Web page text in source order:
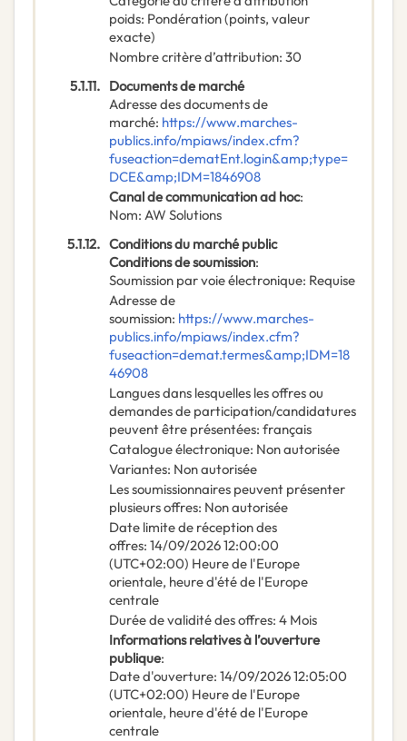
poids: Pondération (points, valeur
exacte)
Nombre critère d’attribution: 30
5.1.11. Documents de marché
Adresse des documents de
marché: https://www.marches-
publics.info/mpiaws/index.cfm?
fuseaction=dematEnt.login&amp;type=
DCE&amp;IDM=1846908
Canal de communication ad hoc:
Nom: AW Solutions
5.1.12. Conditions du marché public
Conditions de soumission:
Soumission par voie électronique: Requise
Adresse de
soumission: https://www.marches-
publics.info/mpiaws/index.cfm?
fuseaction=demat.termes&amp;IDM=18
46908
Langues dans lesquelles les offres ou
demandes de participation/candidatures
peuvent être présentées: français
Catalogue électronique: Non autorisée
Variantes: Non autorisée
Les soumissionnaires peuvent présenter
plusieurs offres: Non autorisée
Date limite de réception des
offres: 14/09/202612:00:00
(UTC+02:00) Heure de l'Europe
orientale, heure d'été de l'Europe
centrale
Durée de validité des offres: 4 Mois
Informations relatives à l’ouverture
publique:
Date d'ouverture: 14/09/202612:05:00
(UTC+02:00) Heure de l'Europe
orientale, heure d'été de l'Europe
centrale